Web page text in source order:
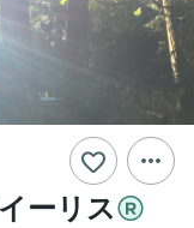
ーリス